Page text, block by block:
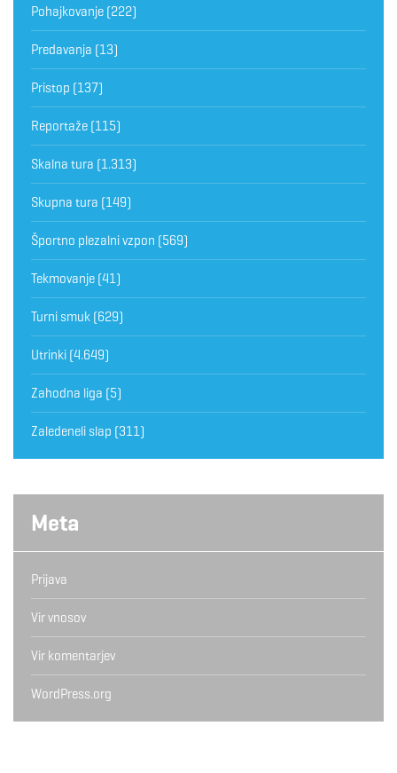
Pohajkovanje (222)
Predavanja (13)
Pristop (137)
Reportaže (115)
Skalna tura (1.313)
Skupna tura (149)
Športno plezalni vzpon (569)
Tekmovanje (41)
Turni smuk (629)
Utrinki (4.649)
Zahodna liga (5)
Zaledeneli slap (311)
Meta
Prijava
Vir vnosov
Vir komentarjev
WordPress.org